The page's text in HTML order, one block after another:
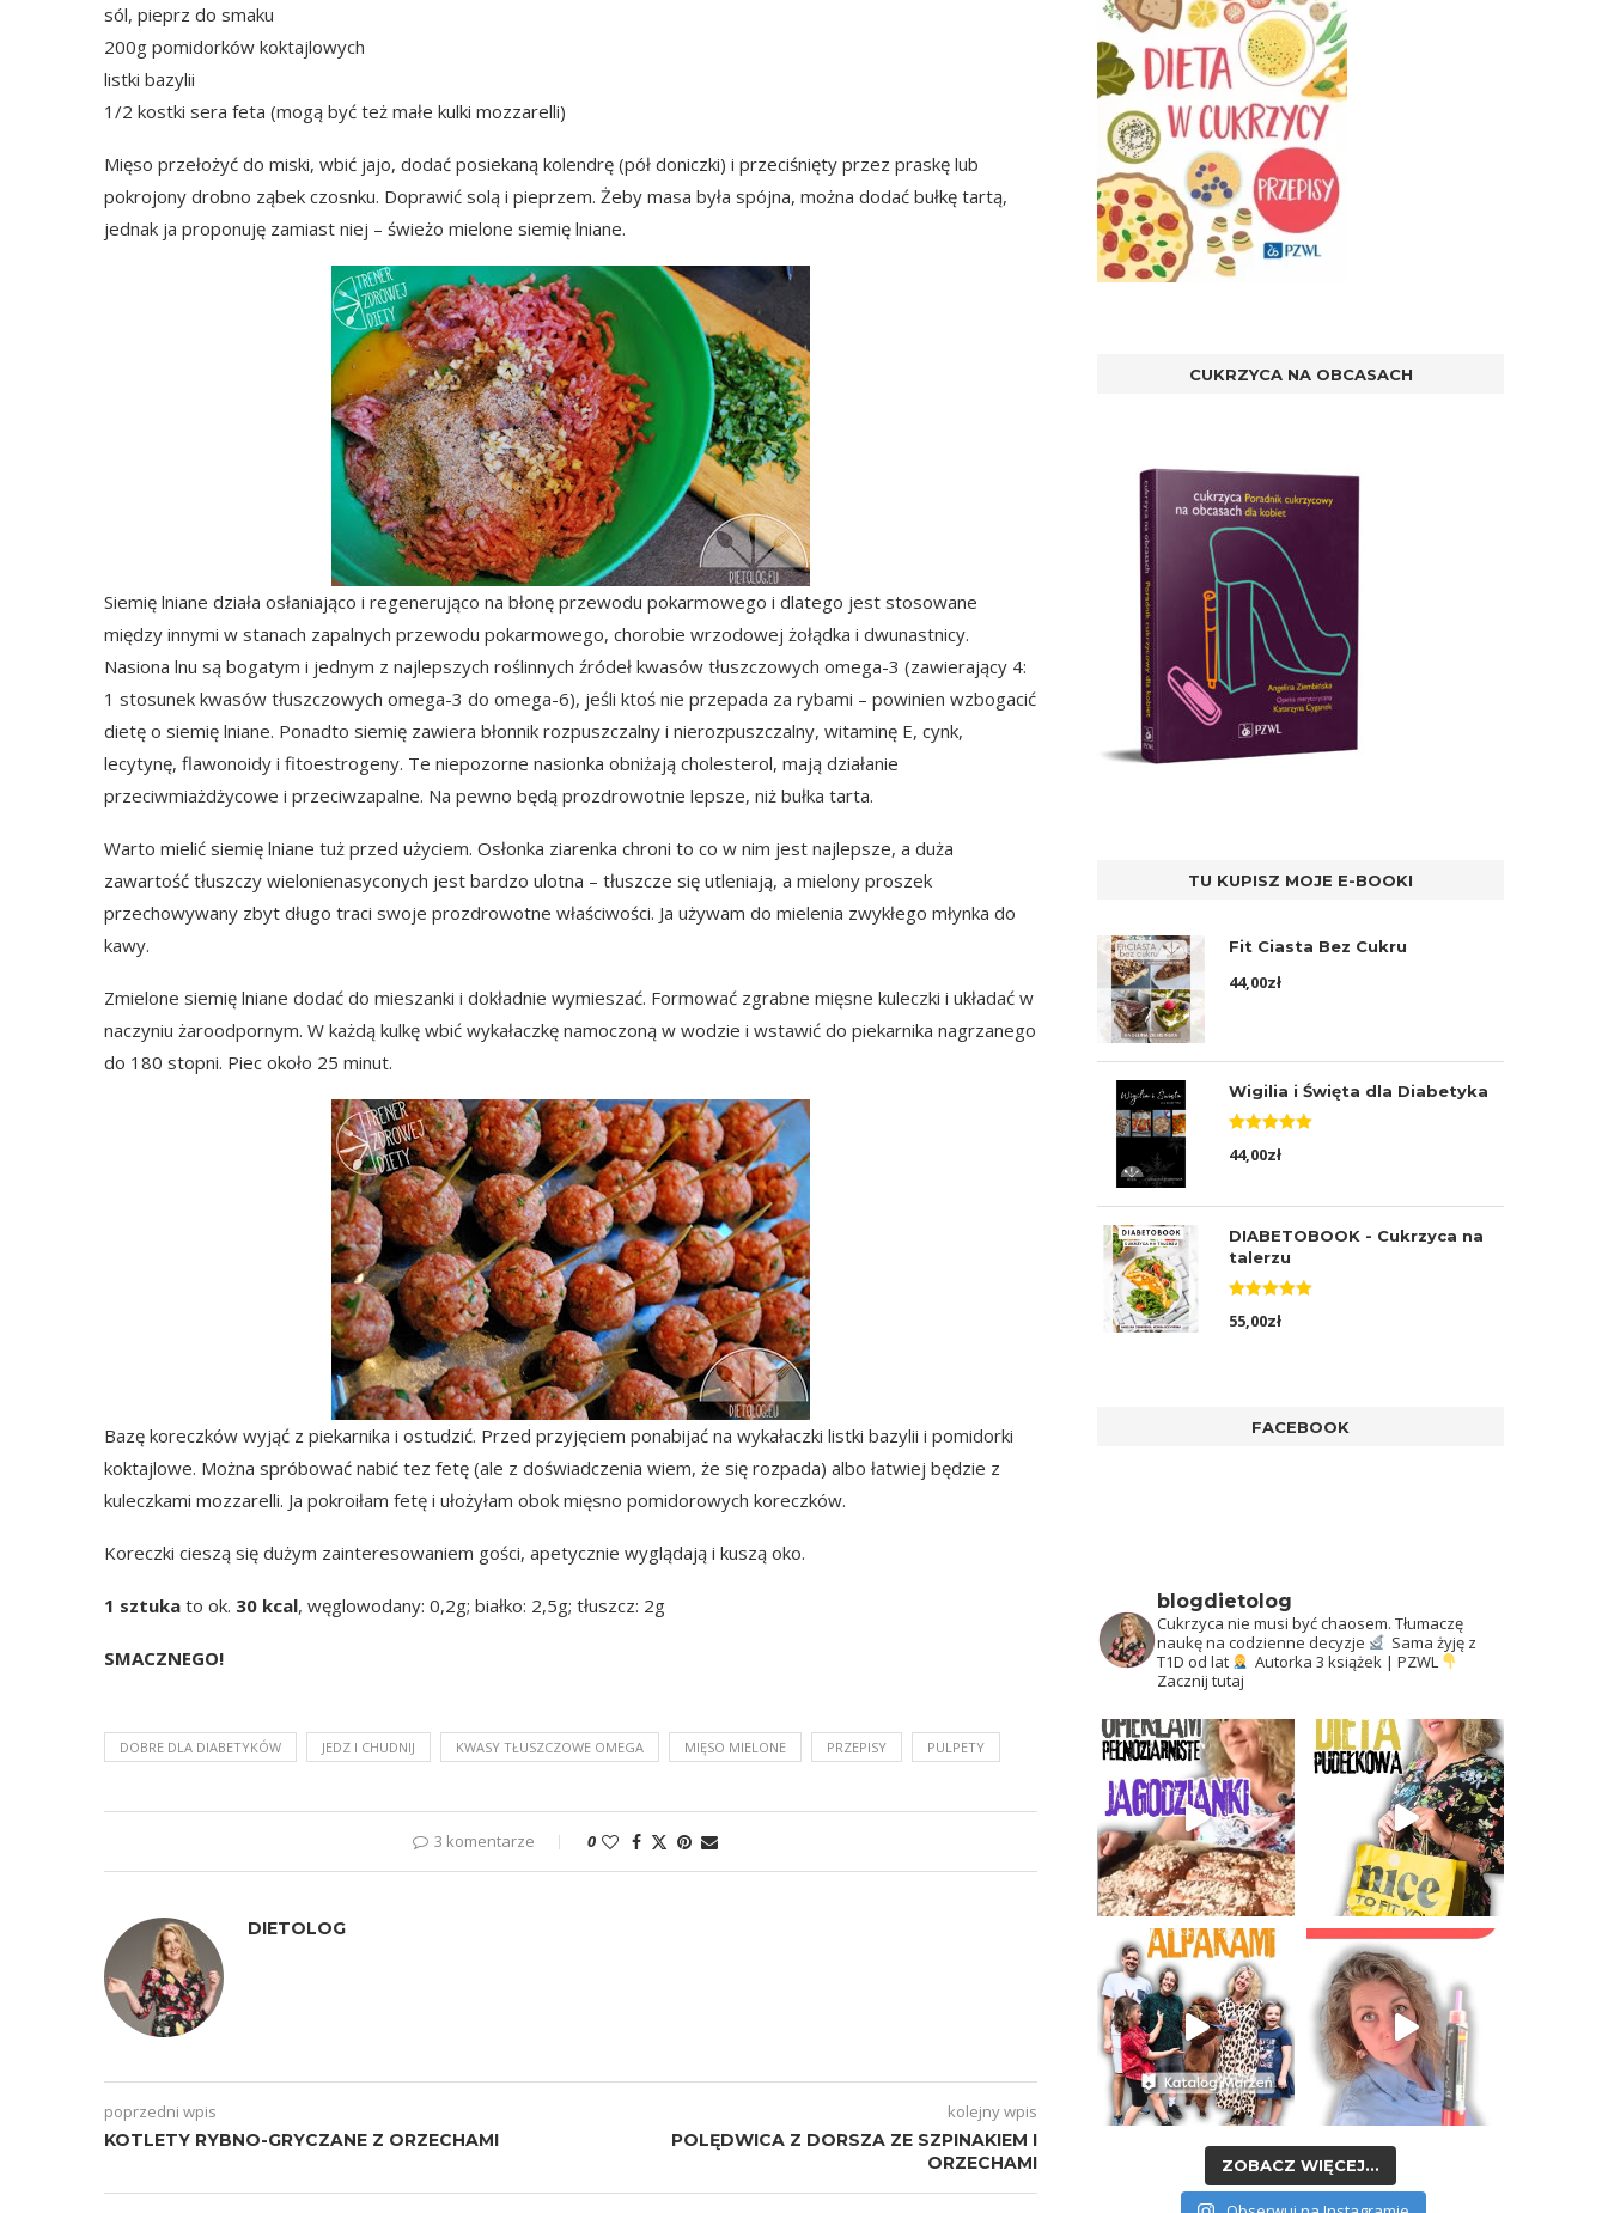
sól, pieprz do smaku
200g pomidorków koktajlowych
listki bazylii
1/2 kostki sera feta (mogą być też małe kulki mozzarelli)
Mięso przełożyć do miski, wbić jajo, dodać posiekaną kolendrę (pół doniczki) i przeciśnięty przez praskę lub
pokrojony drobno ząbek czosnku. Doprawić solą i pieprzem. Żeby masa była spójna, można dodać bułkę tartą,
jednak ja proponuję zamiast niej – świeżo mielone siemię lniane.
Siemię lniane działa osłaniająco i regenerująco na błonę przewodu pokarmowego i dlatego jest stosowane
między innymi w stanach zapalnych przewodu pokarmowego, chorobie wrzodowej żołądka i dwunastnicy.
Nasiona lnu są bogatym i jednym z najlepszych roślinnych źródeł kwasów tłuszczowych omega-3 (zawierający 4:
1 stosunek kwasów tłuszczowych omega-3 do omega-6), jeśli ktoś nie przepada za rybami – powinien wzbogacić
dietę o siemię lniane. Ponadto siemię zawiera błonnik rozpuszczalny i nierozpuszczalny, witaminę E, cynk,
lecytynę, flawonoidy i fitoestrogeny. Te niepozorne nasionka obniżają cholesterol, mają działanie
przeciwmiażdżycowe i przeciwzapalne. Na pewno będą prozdrowotnie lepsze, niż bułka tarta.
Warto mielić siemię lniane tuż przed użyciem. Osłonka ziarenka chroni to co w nim jest najlepsze, a duża
zawartość tłuszczy wielonienasyconych jest bardzo ulotna – tłuszcze się utleniają, a mielony proszek
przechowywany zbyt długo traci swoje prozdrowotne właściwości. Ja używam do mielenia zwykłego młynka do
kawy.
Zmielone siemię lniane dodać do mieszanki i dokładnie wymieszać. Formować zgrabne mięsne kuleczki i układać w
naczyniu żaroodpornym. W każdą kulkę wbić wykałaczkę namoczoną w wodzie i wstawić do piekarnika nagrzanego
do 180 stopni. Piec około 25 minut.
Bazę koreczków wyjąć z piekarnika i ostudzić. Przed przyjęciem ponabijać na wykałaczki listki bazylii i pomidorki
koktajlowe. Można spróbować nabić tez fetę (ale z doświadczenia wiem, że się rozpada) albo łatwiej będzie z
kuleczkami mozzarelli. Ja pokroiłam fetę i ułożyłam obok mięsno pomidorowych koreczków.
Koreczki cieszą się dużym zainteresowaniem gości, apetycznie wyglądają i kuszą oko.
1 sztuka to ok. 30 kcal, węglowodany: 0,2g; białko: 2,5g; tłuszcz: 2g
SMACZNEGO!
DOBRE DLA DIABETYKÓW JEDZ I CHUDNIJ KWASY TŁUSZCZOWE OMEGA MIĘSO MIELONE PRZEPISY PULPETY
3 komentarze 0
DIETOLOG
poprzedni wpis
KOTLETY RYBNO-GRYCZANE Z ORZECHAMI
kolejny wpis
POLĘDWICA Z DORSZA ZE SZPINAKIEM I
ORZECHAMI
CUKRZYCA NA OBCASACH
TU KUPISZ MOJE E-BOOKI
Fit Ciasta Bez Cukru
44,00zł
Wigilia i Święta dla Diabetyka
5.00na 5
44,00zł
DIABETOBOOK - Cukrzyca na
talerzu
5.00na 5
55,00zł
FACEBOOK
blogdietolog
Cukrzyca nie musi być chaosem. Tłumaczę
naukę na codzienne decyzje
Sama żyję z
T1D od lat
Autorka 3 książek | PZWL
Zacznij tutaj
ZOBACZ WIĘCEJ...